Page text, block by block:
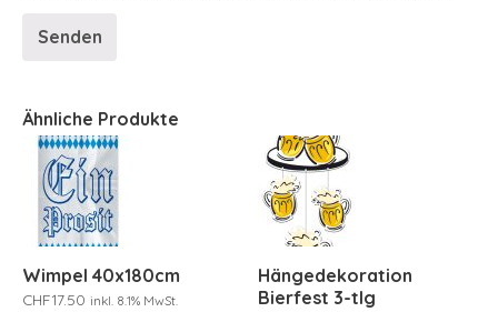
Ähnliche Produkte
Wimpel 40x180cm
CHF17.50 inkl. 8.1% MwSt.
Hängedekoration
Bierfest 3-tlg